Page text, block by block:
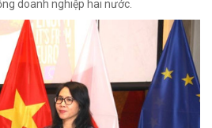
doanh nghiệp hai nước.